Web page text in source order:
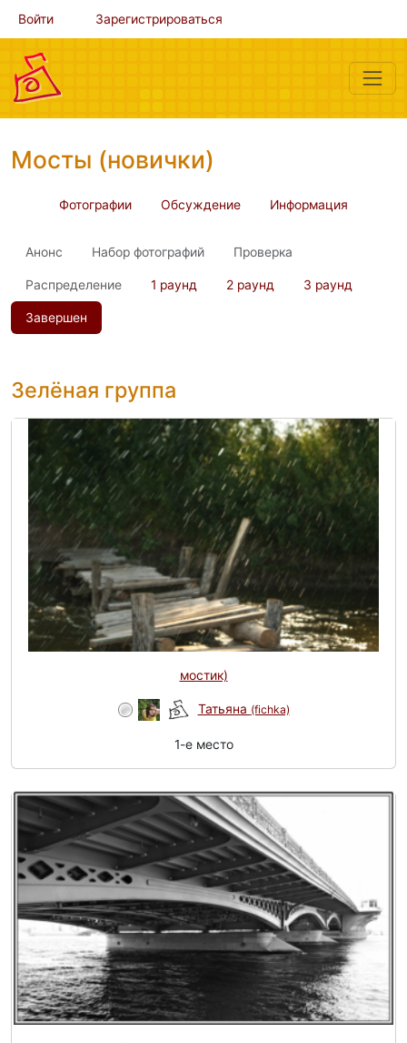
Войти Зарегистрироваться
Мосты (новички)
Фотографии Обсуждение Информация
Анонс Набор фотографий Проверка
Распределение 1 раунд 2 раунд 3 раунд
Завершен
Зелёная группа
мостик)
Татьяна (fichka)
1-e место